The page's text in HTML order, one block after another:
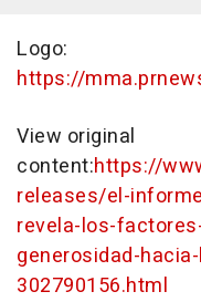
Logo:
https://
View original
content:https://
releases/el-
revela-los-
generosidad-
302790156.html